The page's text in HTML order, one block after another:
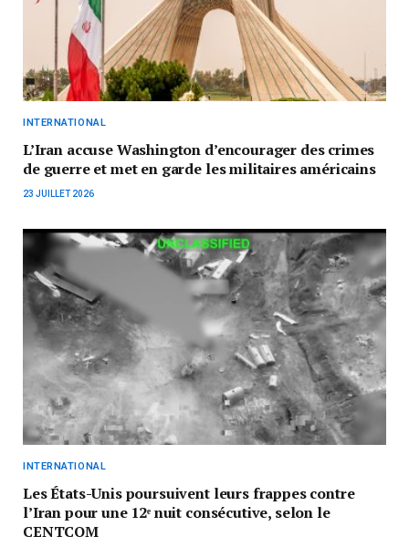
INTERNATIONAL
L’Iran accuse Washington d’encourager des crimes
de guerre et met en garde les militaires américains
23 JUILLET 2026
INTERNATIONAL
Les États-Unis poursuivent leurs frappes contre
l’Iran pour une 12ᵉ nuit consécutive, selon le
CENTCOM